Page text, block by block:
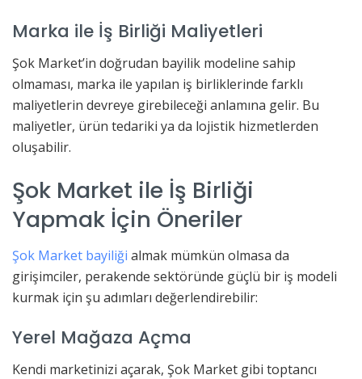
Marka ile İş Birliği Maliyetleri
Şok Market’in doğrudan bayilik modeline sahip
olmaması, marka ile yapılan iş birliklerinde farklı
maliyetlerin devreye girebileceği anlamına gelir. Bu
maliyetler, ürün tedariki ya da lojistik hizmetlerden
oluşabilir.
Şok Market ile İş Birliği
Yapmak İçin Öneriler
Şok Market bayiliği almak mümkün olmasa da
girişimciler, perakende sektöründe güçlü bir iş modeli
kurmak için şu adımları değerlendirebilir:
Yerel Mağaza Açma
Kendi marketinizi açarak, Şok Market gibi toptancı